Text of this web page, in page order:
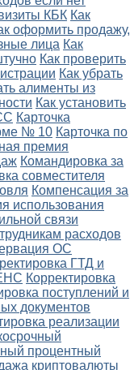
КБК Как
оформить продажу,
лица Как
Как проверить
Как убрать
алименты из
Как установить
Карточка
№ 10 Карточка по
премия
Командировка за
совместителя
Компенсация за
использования
связи
расходов
ОС
ГТД и
Корректировка
поступлений и
документов
реализации
процентный
криптовалюты